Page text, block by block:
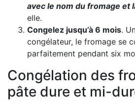
avec le nom du fromage et
elle.
Congelez jusqu’à 6 mois.
congélateur, le fromage se
parfaitement pendant six
Congélation des
pâte dure et mi-